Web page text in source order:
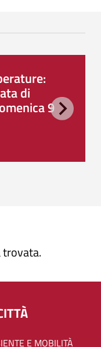
di
9
trovata.
E MOBILITÀ